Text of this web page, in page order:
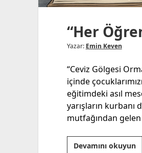
“Her
Yazar: Emin Keven
“Ceviz Gölgesi
içinde
eğitimdeki asıl
yarışların kurbanı
mutfağından
Devamını okuyun